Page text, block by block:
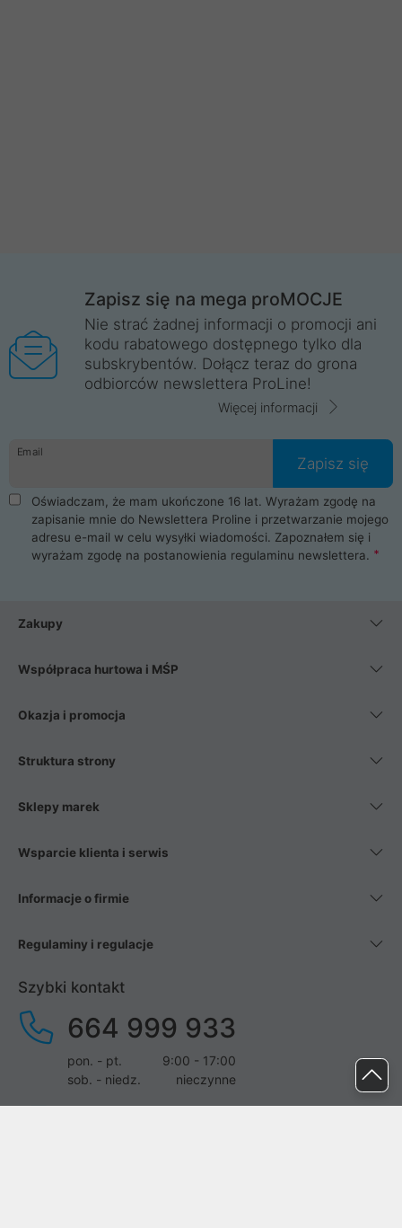
Zapisz się na mega proMOCJE
Nie strać żadnej informacji o promocji ani
kodu rabatowego dostępnego tylko dla
subskrybentów. Dołącz teraz do grona
odbiorców newslettera ProLine!
Więcej informacji
Email
Zapisz się
Oświadczam, że mam ukończone 16 lat. Wyrażam zgodę na
zapisanie mnie do Newslettera Proline i przetwarzanie mojego
adresu e-mail w celu wysyłki wiadomości. Zapoznałem się i
wyrażam zgodę na postanowienia regulaminu newslettera.
Zakupy
Współpraca hurtowa i MŚP
Okazja i promocja
Struktura strony
Sklepy marek
Wsparcie klienta i serwis
Informacje o firmie
Regulaminy i regulacje
Szybki kontakt
664 999 933
pon. - pt.
9:00 - 17:00
sob. - niedz.
nieczynne